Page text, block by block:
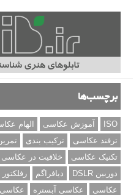
برچسب‌ها
ISO آموزش عکاسی الهام
ترفند عکاسی
ترکیب بندی
تکنیک عکاسی
خلاقیت در عکاسی
دوربین DSLR
دیافراگم رفلکتور
عکاسی
عکاسی آبستره